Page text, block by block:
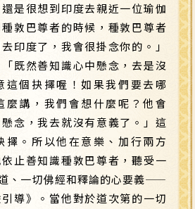
是很想到印度去親近一位瑜伽
敦巴尊者的時候，種敦巴尊者
印度了，我會很掛念你的。」
既然善知識心中懸念，去是沒
這個抉擇喔！如果我們要去哪
麼講，我們會想什麼呢？他會
念，我去就沒有意義了。」這
擇。所以他在意樂、加行兩方
止善知識種敦巴尊者，聽受一
、一切佛經和釋論的心要義——
引導》。當他對於道次第的一切